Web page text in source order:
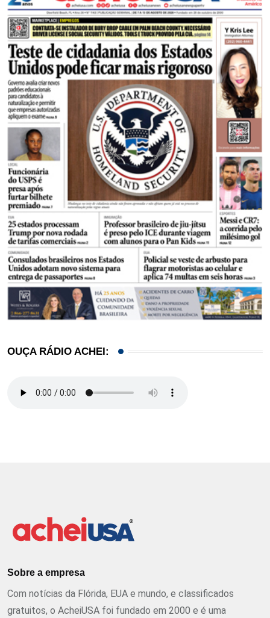
OUÇA RÁDIO ACHEI:
Sobre a empresa
Com notícias da Flórida, EUA e mundo, e classificados
gratuitos, o AcheiUSA foi fundado em 2000 e é uma